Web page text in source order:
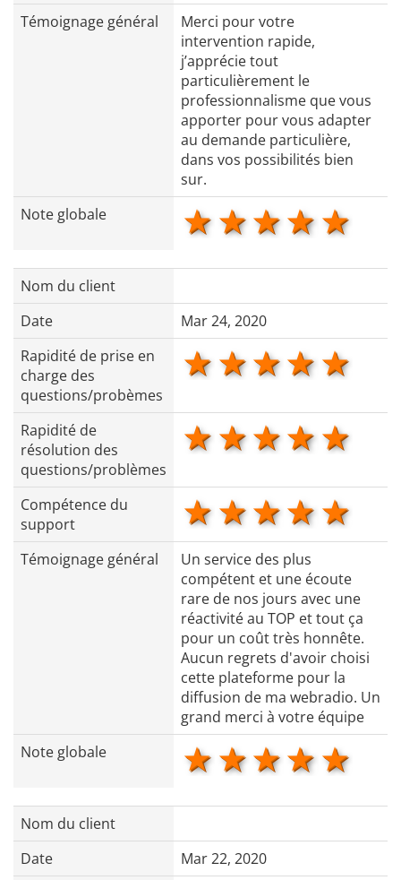
Témoignage général
Merci pour votre
intervention rapide,
j’apprécie tout
particulièrement le
professionnalisme que vous
apporter pour vous adapter
au demande particulière,
dans vos possibilités bien
sur.
Note globale
4
3 stars
2 stars
1 star
Nom du client
Date
Mar 24, 2020
Rapidité de prise en
charge des
questions/probèmes
4
3 stars
2 stars
1 star
Rapidité de
résolution des
questions/problèmes
4
3 stars
2 stars
1 star
Compétence du
support
4
3 stars
2 stars
1 star
Témoignage général
Un service des plus
compétent et une écoute
rare de nos jours avec une
réactivité au TOP et tout ça
pour un coût très honnête.
Aucun regrets d'avoir choisi
cette plateforme pour la
diffusion de ma webradio. Un
grand merci à votre équipe
Note globale
4
3 stars
2 stars
1 star
Nom du client
Date
Mar 22, 2020